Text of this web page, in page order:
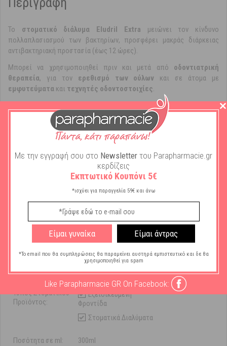
Το στοματικό διάλυμα Eludril Extra μειώνει τον κίνδυνο
πολλαπλασιασμού των βακτηρίων, προσφέρει μακράς διάρκειας
αντιβακτηριακή προστασία (έως 12 ώρες).
Μπορεί να χρησιμοποιηθεί πριν και μετά από οδοντιατρική
θεραπεία, για τον ερεθισμό των ούλων και σε άτομα με
εμφυτεύματα και τεχνητές οδοντοστοιχίες.
12ωρη αντιβακτηριακή
αποτελεσματικότητα
Χαρακτηριστικά
Eludril
Χρήση Στοματικού
Εξειδικευμένη
Φροντίδα
Ευαίσθητα ούλα
Καθημερινής Χρήσης
Τύπος Στοματικού
Προϊόντος:
Εξειδικευμένη
Φροντίδα
Στοματικά Διαλύματα
Ποσότητα σε ml: 300ml
Με την εγγραφή σου στο Newsletter του Parapharmacie.gr
κερδίζεις
Εκπτωτικό Κουπόνι 5€
*ισχύει για παραγγελία 59€ και άνω
Είμαι γυναίκα Είμαι άντρας
*Το email που θα συμπληρώσεις θα παραμείνει αυστηρά εμπιστευτικό και δε θα
χρησιμοποιηθεί για spam
Like Parapharmacie GR On Facebook: